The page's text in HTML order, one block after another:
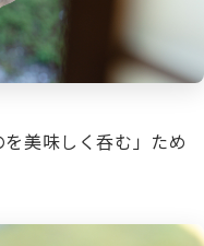
美味しく呑む」ため